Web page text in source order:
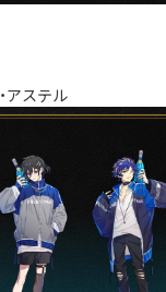
アステル